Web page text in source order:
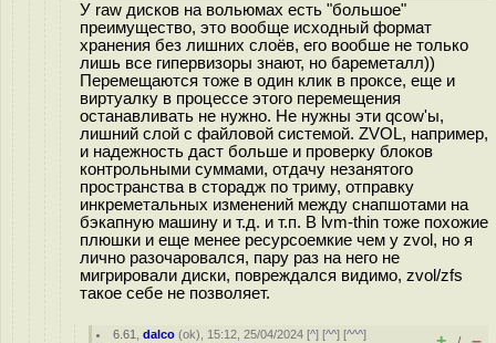
У raw дисков на вольюмах есть "большое"
преимущество, это вообще исходный формат
хранения без лишних слоёв, его вообше не только
лишь все гипервизоры знают, но бареметалл))
Перемещаются тоже в один клик в проксе, еще и
виртуалку в процессе этого перемещения
останавливать не нужно. Не нужны эти qcow'ы,
лишний слой с файловой системой. ZVOL, например,
и надежность даст больше и проверку блоков
контрольными суммами, отдачу незанятого
пространства в сторадж по триму, отправку
инкреметальных изменений между снапшотами на
бэкапную машину и т.д. и т.п. В lvm-thin тоже похожие
плюшки и еще менее ресурсоемкие чем у zvol, но я
лично разочаровался, пару раз на него не
мигрировали диски, повреждался видимо, zvol/zfs
такое себе не позволяет.
6.61 ,dalco (ok), 15:12, 25/04/2024 [^] [^^] [^^^]